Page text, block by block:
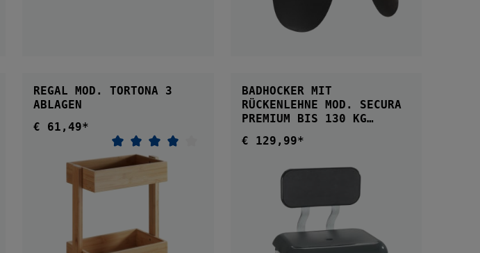
Durchschnittliche Bewertung von 4 von 5 Sternen
REGAL MOD. TORTONA 3
ABLAGEN
Regulärer Preis:
€ 61,49*
BADHOCKER MIT
RÜCKENLEHNE MOD. SECURA
PREMIUM BIS 130 KG
Regulärer Preis:
€ 129,99*